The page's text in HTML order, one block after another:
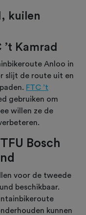
kuilen
Kamrad
Anloo in
slijt de route uit en
FTC ’t
gebruiken om
willen ze de
Bosch
voor de tweede
beschikbaar.
kunnen